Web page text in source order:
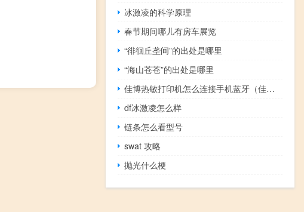
冰激凌的科学原理
春节期间哪儿有房车展览
“徘徊丘垄间”的出处是哪里
“海山苍苍”的出处是哪里
佳博热敏打印机怎么连接手机蓝牙（佳博热敏打印机教程）
df冰激凌怎么样
链条怎么看型号
swat 攻略
抛光什么梗